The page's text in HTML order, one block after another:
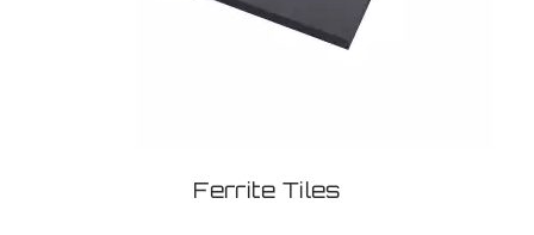
Ferrite Tiles